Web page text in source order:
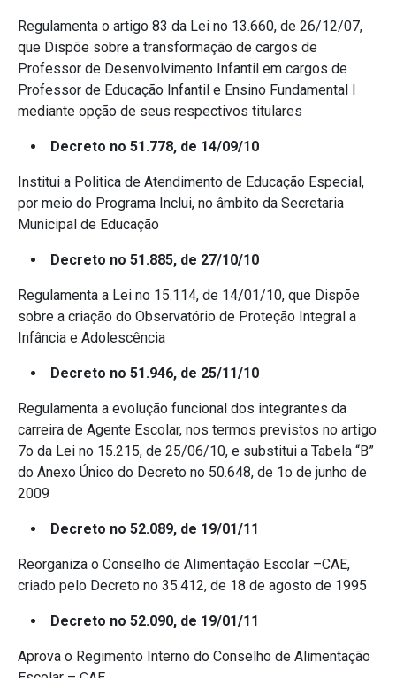
Regulamenta o artigo 83 da Lei no 13.660, de 26/12/07,
que Dispõe sobre a transformação de cargos de
Professor de Desenvolvimento Infantil em cargos de
Professor de Educação Infantil e Ensino Fundamental I
mediante opção de seus respectivos titulares
Decreto no 51.778, de 14/09/10
Institui a Politica de Atendimento de Educação Especial,
por meio do Programa Inclui, no âmbito da Secretaria
Municipal de Educação
Decreto no 51.885, de 27/10/10
Regulamenta a Lei no 15.114, de 14/01/10, que Dispõe
sobre a criação do Observatório de Proteção Integral a
Infância e Adolescência
Decreto no 51.946, de 25/11/10
Regulamenta a evolução funcional dos integrantes da
carreira de Agente Escolar, nos termos previstos no artigo
7o da Lei no 15.215, de 25/06/10, e substitui a Tabela “B”
do Anexo Único do Decreto no 50.648, de 1o de junho de
2009
Decreto no 52.089, de 19/01/11
Reorganiza o Conselho de Alimentação Escolar –CAE,
criado pelo Decreto no 35.412, de 18 de agosto de 1995
Decreto no 52.090, de 19/01/11
Aprova o Regimento Interno do Conselho de Alimentação